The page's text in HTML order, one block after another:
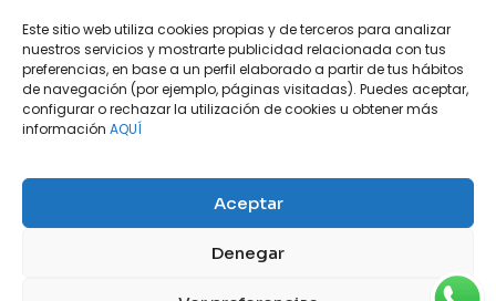
Este sitio web utiliza cookies propias y de terceros para analizar
nuestros servicios y mostrarte publicidad relacionada con tus
preferencias, en base a un perfil elaborado a partir de tus hábitos
de navegación (por ejemplo, páginas visitadas). Puedes aceptar,
configurar o rechazar la utilización de cookies u obtener más
información AQUÍ
Aceptar
Denegar
Tienda de muebles en Torremolinos
Tienda de muebles en Benalmádena
Tienda de muebles en el Rincón de la Victoria
Tienda de electrodomésticos en Málaga
Tienda de muebles en Cártama
Nuestras tiendas físicas
Aviso legal
Política de privacidad